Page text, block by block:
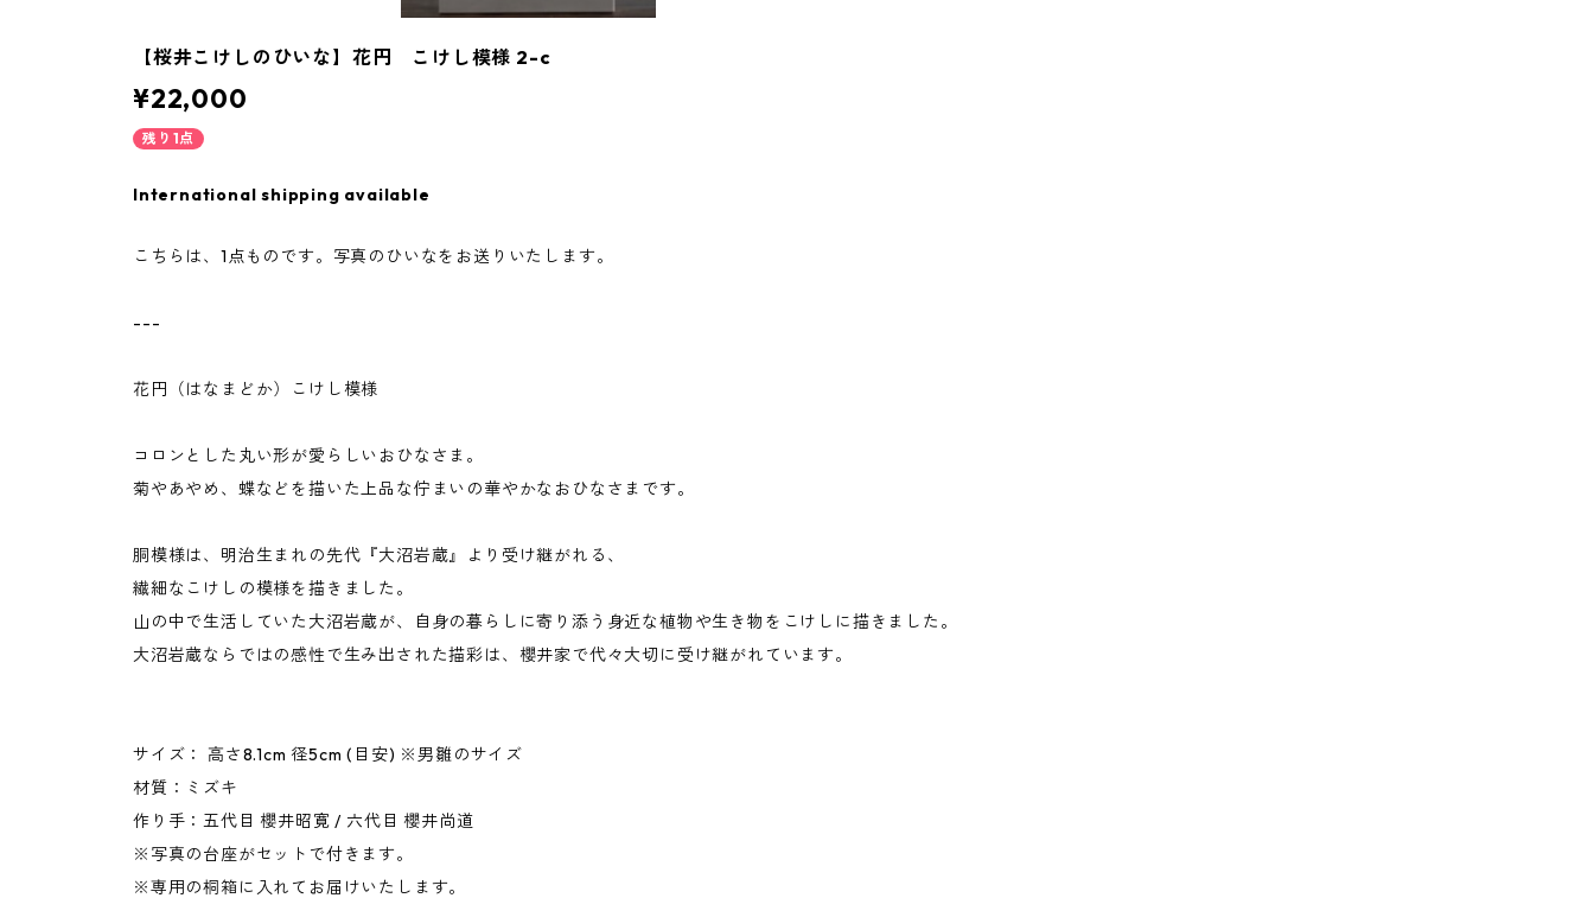
【桜井こけしのひいな】花円 こけし模様 2-c
¥22,000
残り1点
International shipping available
こちらは、1点ものです。写真のひいなをお送りいたします。
---
花円（はなまどか）こけし模様
コロンとした丸い形が愛らしいおひなさま。
菊やあやめ、蝶などを描いた上品な佇まいの華やかなおひなさまです。
胴模様は、明治生まれの先代『大沼岩蔵』より受け継がれる、
繊細なこけしの模様を描きました。
山の中で生活していた大沼岩蔵が、自身の暮らしに寄り添う身近な植物や生き物をこけしに描きました。
大沼岩蔵ならではの感性で生み出された描彩は、櫻井家で代々大切に受け継がれています。
サイズ： 高さ8.1cm 径5cm (目安) ※男雛のサイズ
材質：ミズキ
作り手：五代目 櫻井昭寛 / 六代目 櫻井尚道
※写真の台座がセットで付きます。
※専用の桐箱に入れてお届けいたします。